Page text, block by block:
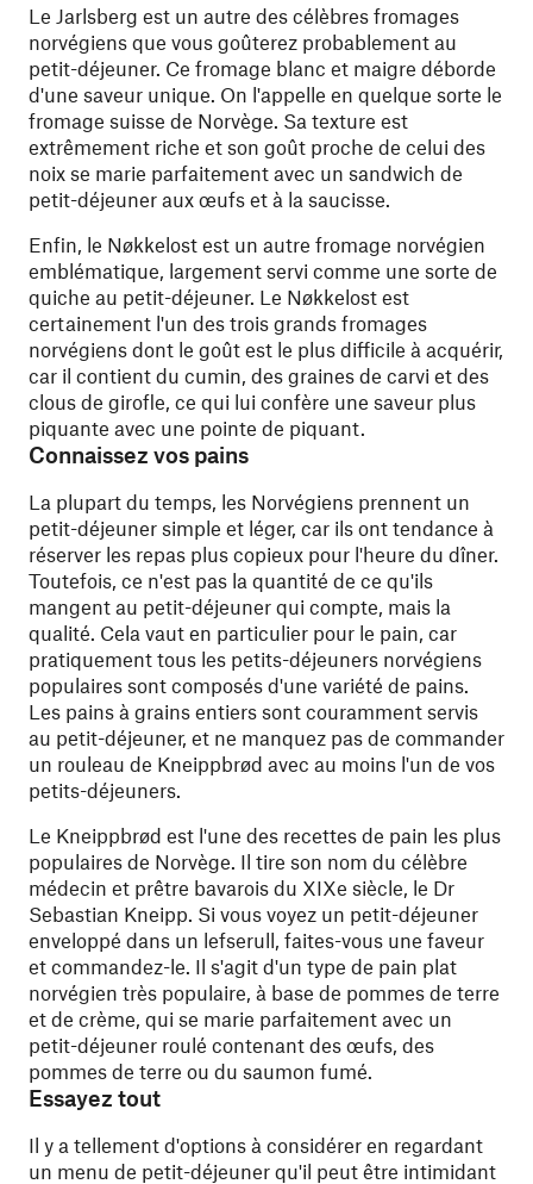
Le Jarlsberg est un autre des célèbres fromages
norvégiens que vous goûterez probablement au
petit-déjeuner. Ce fromage blanc et maigre déborde
d'une saveur unique. On l'appelle en quelque sorte le
fromage suisse de Norvège. Sa texture est
extrêmement riche et son goût proche de celui des
noix se marie parfaitement avec un sandwich de
petit-déjeuner aux œufs et à la saucisse.
Enfin, le Nøkkelost est un autre fromage norvégien
emblématique, largement servi comme une sorte de
quiche au petit-déjeuner. Le Nøkkelost est
certainement l'un des trois grands fromages
norvégiens dont le goût est le plus difficile à acquérir,
car il contient du cumin, des graines de carvi et des
clous de girofle, ce qui lui confère une saveur plus
piquante avec une pointe de piquant.
Connaissez vos pains
La plupart du temps, les Norvégiens prennent un
petit-déjeuner simple et léger, car ils ont tendance à
réserver les repas plus copieux pour l'heure du dîner.
Toutefois, ce n'est pas la quantité de ce qu'ils
mangent au petit-déjeuner qui compte, mais la
qualité. Cela vaut en particulier pour le pain, car
pratiquement tous les petits-déjeuners norvégiens
populaires sont composés d'une variété de pains.
Les pains à grains entiers sont couramment servis
au petit-déjeuner, et ne manquez pas de commander
un rouleau de Kneippbrød avec au moins l'un de vos
petits-déjeuners.
Le Kneippbrød est l'une des recettes de pain les plus
populaires de Norvège. Il tire son nom du célèbre
médecin et prêtre bavarois du XIXe siècle, le Dr
Sebastian Kneipp. Si vous voyez un petit-déjeuner
enveloppé dans un lefserull, faites-vous une faveur
et commandez-le. Il s'agit d'un type de pain plat
norvégien très populaire, à base de pommes de terre
et de crème, qui se marie parfaitement avec un
petit-déjeuner roulé contenant des œufs, des
pommes de terre ou du saumon fumé.
Essayez tout
Il y a tellement d'options à considérer en regardant
un menu de petit-déjeuner qu'il peut être intimidant